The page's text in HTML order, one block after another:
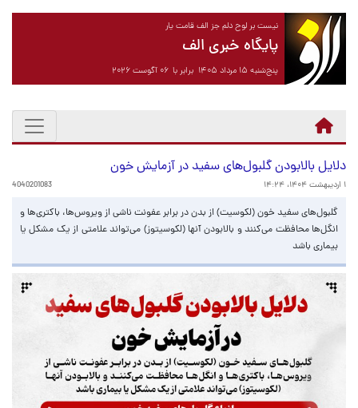
نیست بر لوح دلم جز الف قامت یار
پایگاه خبری الف
پنج‌شنبه ۱۵ مرداد ۱۴۰۵ برابر با ۰۶ آگوست ۲۰۲۶
دلایل بالابودن گلبول‌های سفید در آزمایش خون
۱ اردیبهشت ۱۴۰۴، ۱۴:۲۴ 4040201083
گلبول‌های سفید خون (لکوسیت) از بدن در برابر عفونت ناشی از ویروس‌ها، باکتری‌ها و
انگل‌ها محافظت می‌کنند و بالابودن آنها (لکوسیتوز) می‌تواند علامتی از یک مشکل یا
بیماری باشد